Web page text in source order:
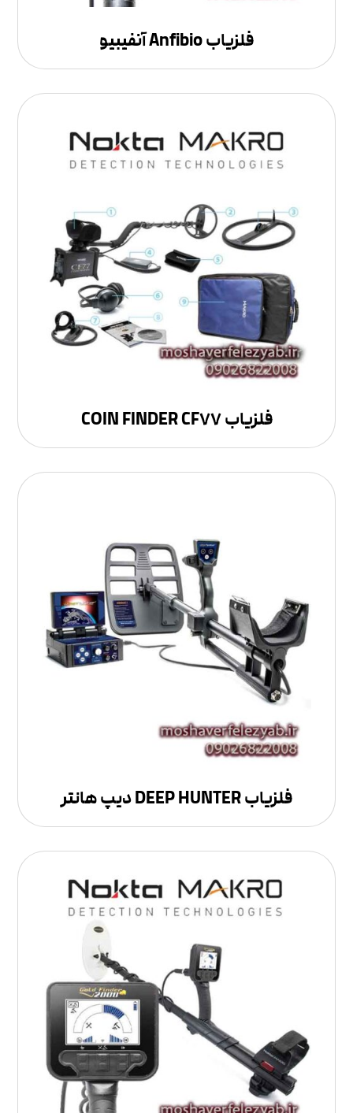
فلزیاب Anfibio آنفیبیو
فلزیاب COIN FINDER CF۷۷
فلزیاب DEEP HUNTER دیپ هانتر